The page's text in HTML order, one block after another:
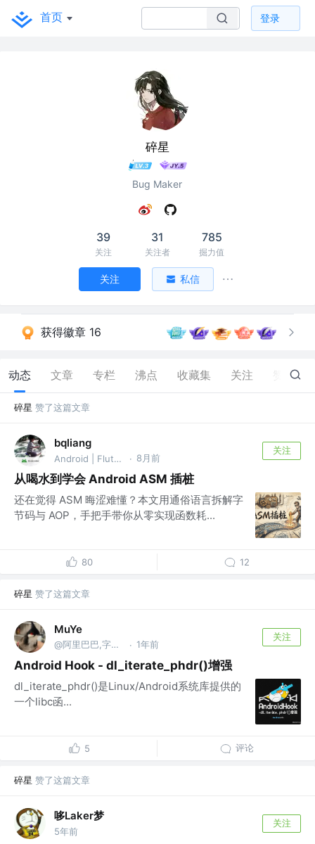
首页 登录
碎星
Bug Maker
39
关注
31
关注者
785
掘力值
关注 私信
获得徽章 16
动态 文章 专栏 沸点 收藏集 关注 54
碎星 赞了这篇文章
bqliang
Android | Flutter · 8月前
关注
从喝水到学会 Android ASM 插桩
还在觉得 ASM 晦涩难懂？本文用通俗语言拆解字
节码与 AOP，手把手带你从零实现函数耗...
80 12
碎星 赞了这篇文章
MuYe
@阿里巴巴,字节跳动 · 1年前
关注
Android Hook - dl_iterate_phdr()增强
dl_iterate_phdr()是Linux/Android系统库提供的
一个libc函...
5 评论
碎星 赞了这篇文章
哆Laker梦
5年前
关注